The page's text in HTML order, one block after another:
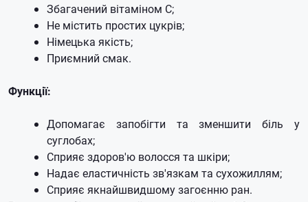
Збагачений вітаміном С;
Не містить простих цукрів;
Німецька якість;
Приємний смак.
Функції:
Допомагає запобігти та зменшити біль у
суглобах;
Сприяє здоров'ю волосся та шкіри;
Надає еластичність зв'язкам та сухожиллям;
Сприяє якнайшвидшому загоєнню ран.